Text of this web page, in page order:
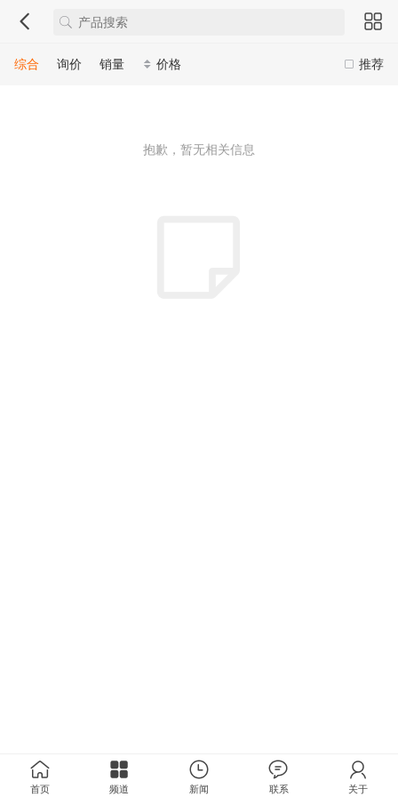
推荐
综合 询价 销量 价格
抱歉，暂无相关信息
首页 频道 新闻 联系 关于